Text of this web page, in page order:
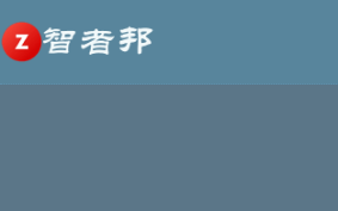
至
内
容